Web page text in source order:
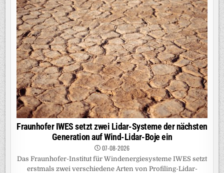
Fraunhofer IWES setzt zwei Lidar-Systeme der nächsten
Generation auf Wind-Lidar-Boje ein
07-08-2026
Das Fraunhofer-Institut für Windenergiesysteme IWES setzt
erstmals zwei verschiedene Arten von Profiling-Lidar-